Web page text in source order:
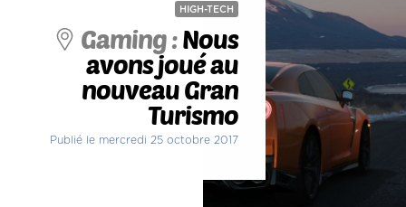
HIGH-TECH
Gaming :Nous
avons joué au
nouveau Gran
Turismo
Publié le mercredi 25 octobre 2017